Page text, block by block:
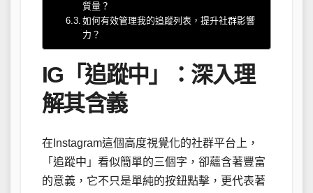
質量？
如何有效管理我的追蹤列表，提升社群影響
力？
IG「追蹤中」：深入理
解其含義
在Instagram這個高度視覺化的社群平台上，
「追蹤中」看似簡單的三個字，卻蘊含著豐富
的意義，它不只是單純的按鈕點擊，更代表著